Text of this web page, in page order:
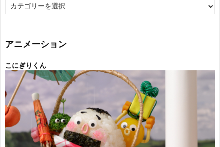
テ
ー
アニメーション
こにぎりくん